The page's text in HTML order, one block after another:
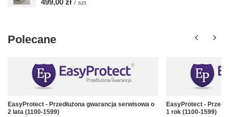
499,00 zł / szt.
Polecane
EasyProtect - Przedłużona gwarancja serwisowa o
2 lata (1100-1599)
EasyProtect -
1 rok (1100-1599)